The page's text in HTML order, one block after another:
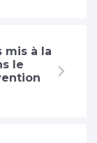
mis à la
le